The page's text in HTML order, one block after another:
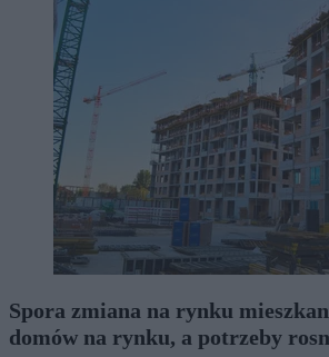
Spora zmiana na rynku
domów na rynku, a potrzeby